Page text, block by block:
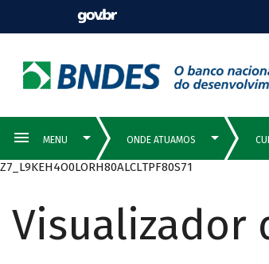
Z7_L9KEH4O0LORH80ALCLTPF80S71
Visualizador